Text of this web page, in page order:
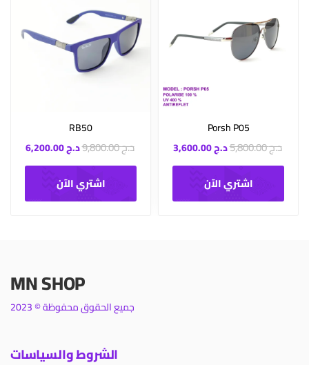
RB50
د.ج6,200.00 د.ج9,800.00
اشتري الآن
Porsh P05
د.ج3,600.00 د.ج5,800.00
اشتري الآن
MN SHOP
جميع الحقوق محفوظة © 2023
الشروط والسياسات